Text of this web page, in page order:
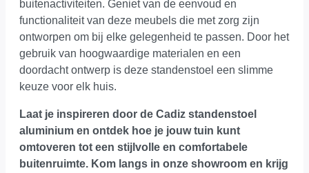
buitenactiviteiten. Geniet van de eenvoud en
functionaliteit van deze meubels die met zorg zijn
ontworpen om bij elke gelegenheid te passen. Door het
gebruik van hoogwaardige materialen en een
doordacht ontwerp is deze standenstoel een slimme
keuze voor elk huis.
Laat je inspireren door de Cadiz standenstoel
aluminium en ontdek hoe je jouw tuin kunt
omtoveren tot een stijlvolle en comfortabele
buitenruimte. Kom langs in onze showroom en krijg